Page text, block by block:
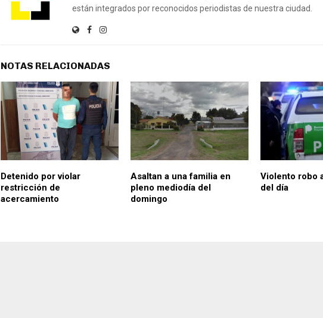
están integrados por reconocidos periodistas de nuestra ciudad.
NOTAS RELACIONADAS
Detenido por violar
restricción de
acercamiento
Asaltan a una familia en
pleno mediodía del
domingo
Violento robo
del día